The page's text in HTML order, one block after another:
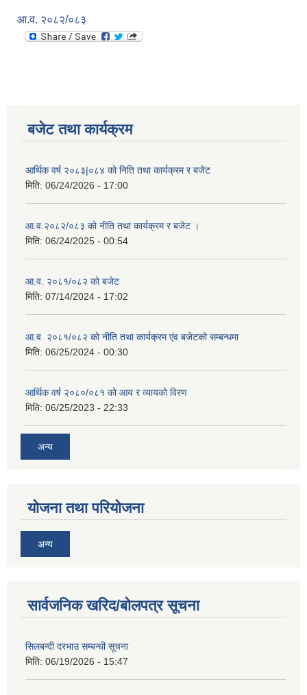
आ.व. २०८२/०८३
बजेट तथा कार्यक्रम
आर्थिक वर्ष २०८३|०८४ को निति तथा कार्यक्रम र बजेट
मिति: 06/24/2026 - 17:00
आ.व.२०८२/०८३ को नीति तथा कार्यक्रम र बजेट ।
मिति: 06/24/2025 - 00:54
आ.व. २०८१/०८२ को बजेट
मिति: 07/14/2024 - 17:02
आ.व. २०८१/०८२ को नीति तथा कार्यक्रम एंव बजेटको सम्बन्धमा
मिति: 06/25/2024 - 00:30
आर्थिक वर्ष २०८०/०८१ को आय र व्यायको विरण
मिति: 06/25/2023 - 22:33
अन्य
योजना तथा परियोजना
अन्य
सार्वजनिक खरिद/बोलपत्र सूचना
सिलबन्दी दरभाउ सम्बन्धी सूचना
मिति: 06/19/2026 - 15:47